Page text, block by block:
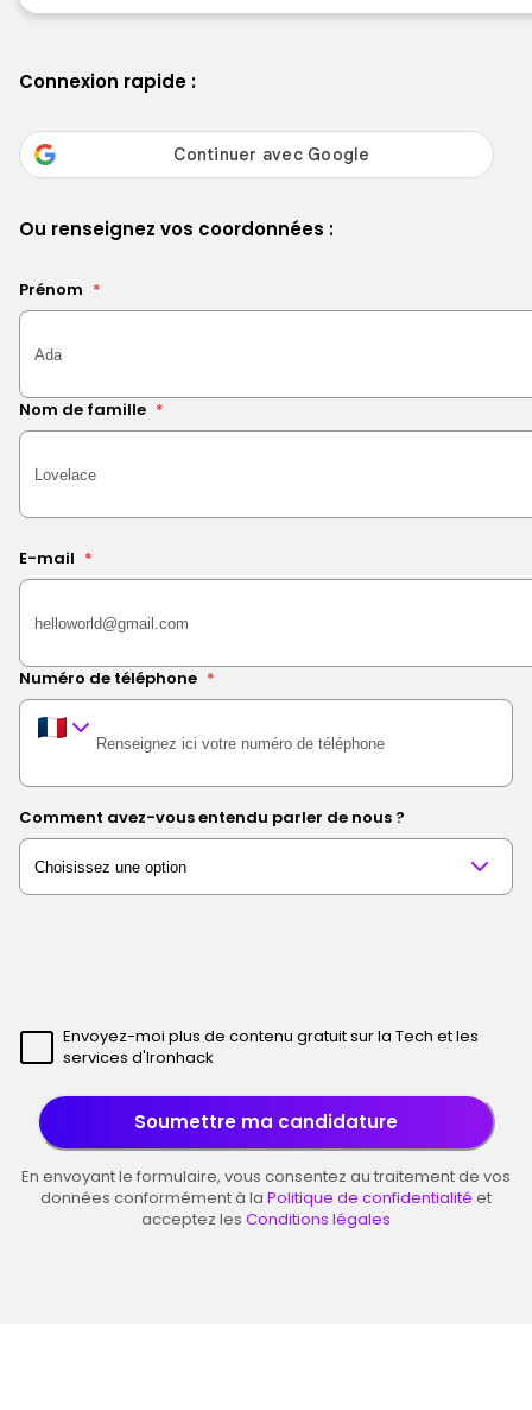
Connexion rapide :
Ou renseignez vos coordonnées :
Prénom *
Nom de famille *
E-mail *
Numéro de téléphone *
Comment avez-vous entendu parler de nous ?
Envoyez-moi plus de contenu gratuit sur la Tech et les
services d'Ironhack
Soumettre ma candidature
En envoyant le formulaire, vous consentez au traitement de vos
données conformément à la Politique de confidentialité et
acceptez les Conditions légales